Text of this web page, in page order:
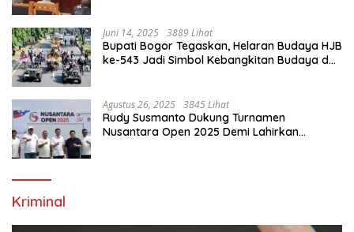
Juni 14, 2025 3889 Lihat
Bupati Bogor Tegaskan, Helaran Budaya HJB
ke-543 Jadi Simbol Kebangkitan Budaya dan
Agustus 26, 2025 3845 Lihat
Rudy Susmanto Dukung Turnamen
Nusantara Open 2025 Demi Lahirkan
Kriminal